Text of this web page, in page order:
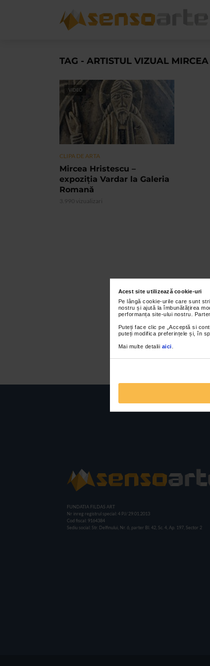
Acest site utilizează cookie-uri
Pe lângă cookie-urile care sunt
nostru și ajută la îmbunătățirea
performanța site-ului nostru.
Puteți face clic pe „Acceptă si
puteți modifica preferințele și, în
Mai multe detalii aici
TAG - ARTISTUL VIZUAL MIRCEA
VIDEO
CLIPA DE ARTA
Mircea Hristescu –
expoziția Vardar la Galeria
Romană
3.990 vizualizari
FUNDATIA FILDAS ART
Nr inreg registrul special: 4 PJ/ 29.01.2013
Cod fiscal: 9164384
Sediu social: Str. Delfinului, Nr. 6, parter Bl. 42, Sc. 4, Ap. 197, Sector 2